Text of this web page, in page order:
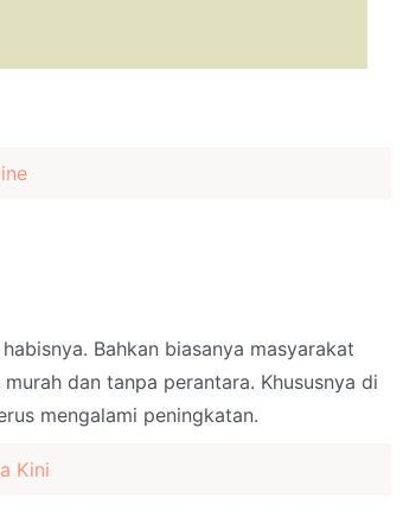
Bahkan biasanya masyarakat
dan tanpa perantara. Khususnya di
mengalami peningkatan.
Kini